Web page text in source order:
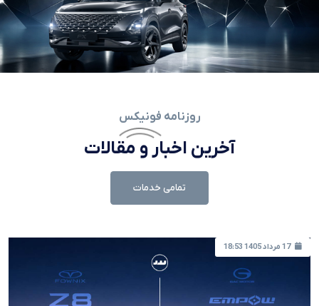
روزنامه فونیکس
آخرین اخبار و مقالات
تمامی خدمات
17 مرداد 1405 18:53